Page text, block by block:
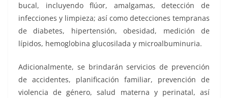
bucal, incluyendo flúor, amalgamas, detección de
infecciones y limpieza; así como detecciones tempranas
de diabetes, hipertensión, obesidad, medición de
lípidos, hemoglobina glucosilada y microalbuminuria.
Adicionalmente, se brindarán servicios de prevención
de accidentes, planificación familiar, prevención de
violencia de género, salud materna y perinatal, así